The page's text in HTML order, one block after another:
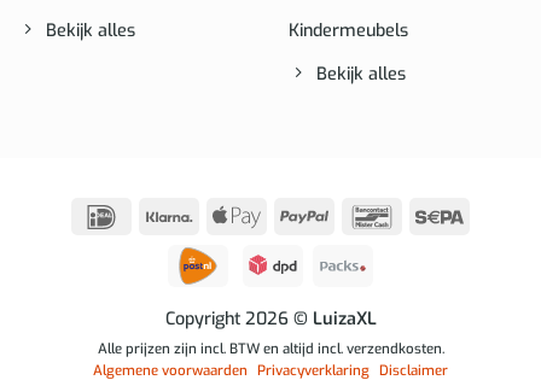
Bekijk alles
Kindermeubels
Bekijk alles
IDeal Klarna
Apple
PayPal Bancontact
Copyright 2026 © LuizaXL
Alle prijzen zijn incl. BTW en altijd incl. verzendkosten.
Algemene voorwaarden Privacyverklaring Disclaimer